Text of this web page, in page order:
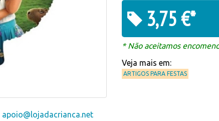
apoio@lojadacrianca.net
3,75 €*
* Não aceitamos
Veja mais em:
ARTIGOS PARA FESTAS